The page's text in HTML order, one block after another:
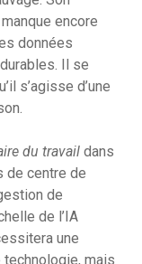
encore
données
Il se
s’agisse d’une
du travail dans
de centre de
de
de l’IA
une
mais